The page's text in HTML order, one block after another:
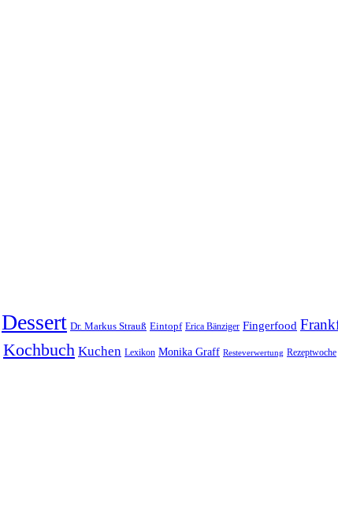
Dessert Dr. Markus Strauß Eintopf Erica Bänziger Fingerfood
Kochbuch Kuchen Lexikon Monika Graff Resteverwertung Rezeptwoche